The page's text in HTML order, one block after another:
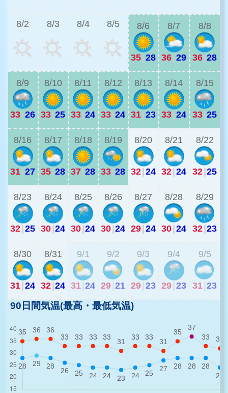
8/2 8/3 8/4 8/5 8/6
35 28
8/7
36 29
8/8
36 28
8/9
33 26
8/10
33 25
8/11
33 24
8/12
33 24
8/13
31 23
8/14
33 24
8/15
33 25
8/16
31 27
8/17
35 28
8/18
37 28
8/19
33 28
8/20
32 24
8/21
32 24
8/22
32 25
8/23
32 25
8/24
30 24
8/25
30 24
8/26
30 24
8/27
29 24
8/28
30 24
8/29
32 23
8/30
31 24
8/31
32 24
9/1
31 24
9/2
29 21
9/3
29 23
9/4
29 23
9/5
31 23
90日間気温(最高・最低気温)